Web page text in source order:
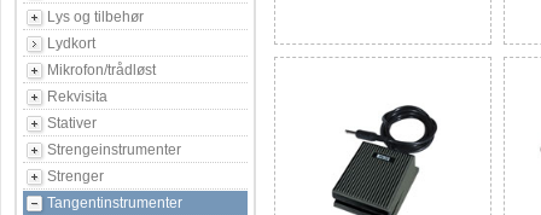
Lys og tilbehør
Lydkort
Mikrofon/trådløst
Rekvisita
Stativer
Strengeinstrumenter
Strenger
Tangentinstrumenter